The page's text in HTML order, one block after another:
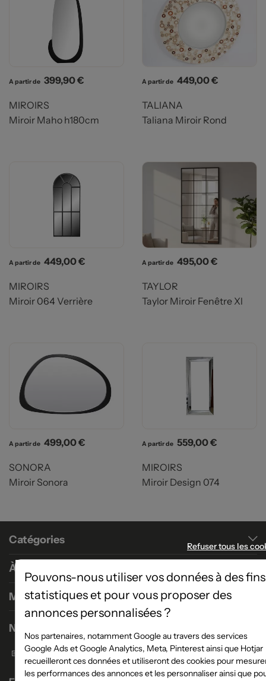
A partir de Prix
399,90 €
MIROIRS
Miroir Maho h180cm
A partir de Prix
449,00 €
TALIANA
Taliana Miroir Rond
A partir de Prix
449,00 €
MIROIRS
Miroir 064 Verrière
A partir de Prix
495,00 €
TAYLOR
Taylor Miroir Fenêtre Xl
A partir de Prix
499,00 €
SONORA
Miroir Sonora
A partir de Prix
559,00 €
MIROIRS
Miroir Design 074
Catégories
À propos
Magasins
Nous contacter
Formulaire de contact
Refuser tous les
Pouvons-nous utiliser vos données à des fins
statistiques et pour vous proposer des
annonces personnalisées ?
Nos partenaires, notamment Google au travers des services
Google Ads et Google Analytics, Meta, Pinterest ainsi que Hotjar
recueilleront ces données et utiliseront des cookies pour
les performances des annonces et les personnaliser ainsi que